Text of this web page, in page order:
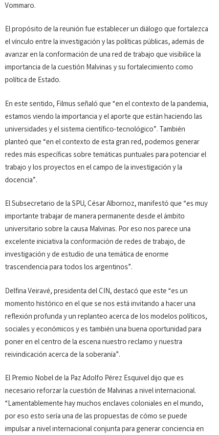
Vommaro.
El propósito de la reunión fue establecer un diálogo que fortalezca
el vínculo entre la investigación y las políticas públicas, además de
avanzar en la conformación de una red de trabajo que visibilice la
importancia de la cuestión Malvinas y su fortalecimiento como
política de Estado.
En este sentido, Filmus señaló que “en el contexto de la pandemia,
estamos viendo la importancia y el aporte que están haciendo las
universidades y el sistema científico-tecnológico”. También
planteó que “en el contexto de esta gran red, podemos generar
redes más específicas sobre temáticas puntuales para potenciar el
trabajo y los proyectos en el campo de la investigación y la
docencia”.
El Subsecretario de la SPU, César Albornoz, manifestó que “es muy
importante trabajar de manera permanente desde el ámbito
universitario sobre la causa Malvinas. Por eso nos parece una
excelente iniciativa la conformación de redes de trabajo, de
investigación y de estudio de una temática de enorme
trascendencia para todos los argentinos”.
Delfina Veiravé, presidenta del CIN, destacó que este “es un
momento histórico en el que se nos está invitando a hacer una
reflexión profunda y un replanteo acerca de los modelos políticos,
sociales y económicos y es también una buena oportunidad para
poner en el centro de la escena nuestro reclamo y nuestra
reivindicación acerca de la soberanía”.
El Premio Nobel de la Paz Adolfo Pérez Esquivel dijo que es
necesario reforzar la cuestión de Malvinas a nivel internacional.
“Lamentablemente hay muchos enclaves coloniales en el mundo,
por eso esto sería una de las propuestas de cómo se puede
impulsar a nivel internacional conjunta para generar conciencia en